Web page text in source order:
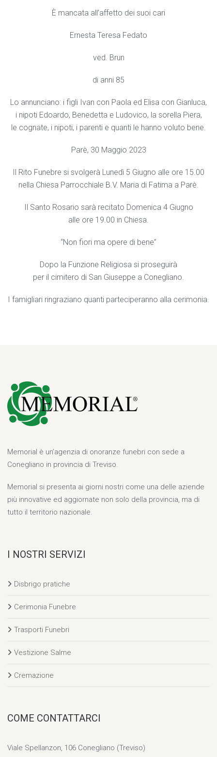
È mancata all’affetto dei suoi cari
Ernesta Teresa Fedato
ved. Brun
di anni 85
Lo annunciano: i figli Ivan con Paola ed Elisa con Gianluca,
i nipoti Edoardo, Benedetta e Ludovico, la sorella Piera,
le cognate, i nipoti, i parenti e quanti le hanno voluto bene.
Parè, 30 Maggio 2023
Il Rito Funebre si svolgerà Lunedì 5 Giugno alle ore 15.00
nella Chiesa Parrocchiale B.V. Maria di Fatima a Parè.
Il Santo Rosario sarà recitato Domenica 4 Giugno
alle ore 19.00 in Chiesa.
“Non fiori ma opere di bene”
Dopo la Funzione Religiosa si proseguirà
per il cimitero di San Giuseppe a Conegliano.
I famigliari ringraziano quanti parteciperanno alla cerimonia.
Memorial è un’agenzia di onoranze funebri con sede a
Conegliano in provincia di Treviso.
Memorial si presenta ai giorni nostri come una delle aziende
più innovative ed aggiornate non solo della provincia, ma di
tutto il territorio nazionale.
I NOSTRI SERVIZI
Disbrigo pratiche
Cerimonia Funebre
Trasporti Funebri
Vestizione Salme
Cremazione
COME CONTATTARCI
Viale Spellanzon, 106 Conegliano (Treviso)